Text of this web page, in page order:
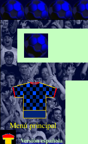
Menú principal
Versión española